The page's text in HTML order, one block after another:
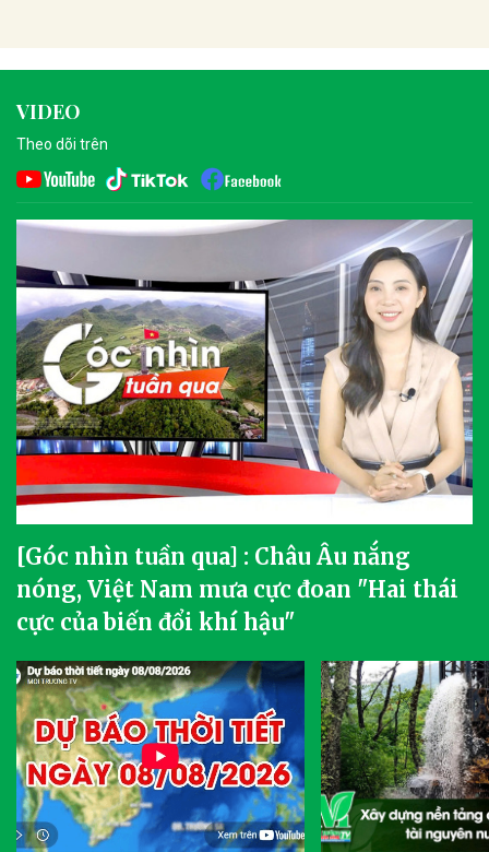
VIDEO
Theo dõi trên
[Góc nhìn tuần qua] : Châu Âu nắng
nóng, Việt Nam mưa cực đoan "Hai thái
cực của biến đổi khí hậu"